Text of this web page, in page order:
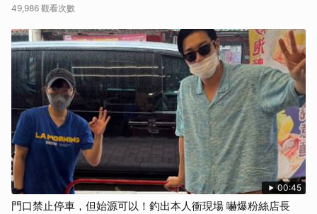
49,986 觀看次數
00:45
門口禁止停車，但始源可以！釣出本人衝現場 嚇爆粉絲店長